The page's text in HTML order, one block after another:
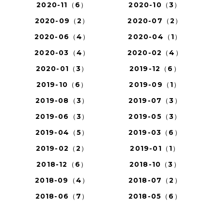
2020-11（6）
2020-10（3）
2020-09（2）
2020-07（2）
2020-06（4）
2020-04（1）
2020-03（4）
2020-02（4）
2020-01（3）
2019-12（6）
2019-10（6）
2019-09（1）
2019-08（3）
2019-07（3）
2019-06（3）
2019-05（3）
2019-04（5）
2019-03（6）
2019-02（2）
2019-01（1）
2018-12（6）
2018-10（3）
2018-09（4）
2018-07（2）
2018-06（7）
2018-05（6）